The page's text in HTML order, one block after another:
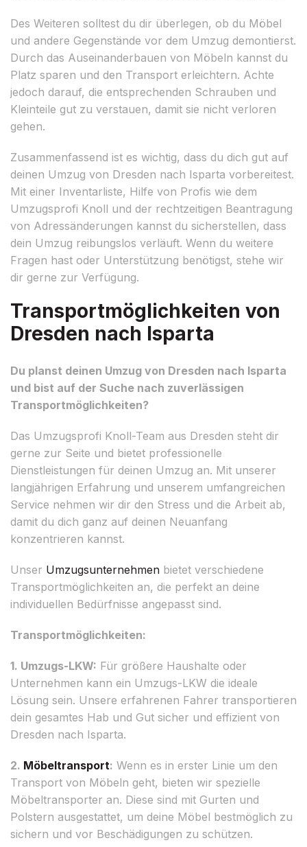
Des Weiteren solltest du dir überlegen, ob du Möbel
und andere Gegenstände vor dem Umzug demontierst.
Durch das Auseinanderbauen von Möbeln kannst du
Platz sparen und den Transport erleichtern. Achte
jedoch darauf, die entsprechenden Schrauben und
Kleinteile gut zu verstauen, damit sie nicht verloren
gehen.
Zusammenfassend ist es wichtig, dass du dich gut auf
deinen Umzug von Dresden nach Isparta vorbereitest.
Mit einer Inventarliste, Hilfe von Profis wie dem
Umzugsprofi Knoll und der rechtzeitigen Beantragung
von Adressänderungen kannst du sicherstellen, dass
dein Umzug reibungslos verläuft. Wenn du weitere
Fragen hast oder Unterstützung benötigst, stehe wir
dir gerne zur Verfügung.
Transportmöglichkeiten von
Dresden nach Isparta
Du planst deinen Umzug von Dresden nach Isparta
und bist auf der Suche nach zuverlässigen
Transportmöglichkeiten?
Das Umzugsprofi Knoll-Team aus Dresden steht dir
gerne zur Seite und bietet professionelle
Dienstleistungen für deinen Umzug an. Mit unserer
langjährigen Erfahrung und unserem umfangreichen
Service nehmen wir dir den Stress und die Arbeit ab,
damit du dich ganz auf deinen Neuanfang
konzentrieren kannst.
Unser Umzugsunternehmen bietet verschiedene
Transportmöglichkeiten an, die perfekt an deine
individuellen Bedürfnisse angepasst sind.
Transportmöglichkeiten:
1. Umzugs-LKW: Für größere Haushalte oder
Unternehmen kann ein Umzugs-LKW die ideale
Lösung sein. Unsere erfahrenen Fahrer transportieren
dein gesamtes Hab und Gut sicher und effizient von
Dresden nach Isparta.
2. Möbeltransport: Wenn es in erster Linie um den
Transport von Möbeln geht, bieten wir spezielle
Möbeltransporter an. Diese sind mit Gurten und
Polstern ausgestattet, um deine Möbel bestmöglich zu
sichern und vor Beschädigungen zu schützen.